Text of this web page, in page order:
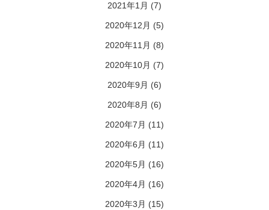
2021年1月 (7)
2020年12月 (5)
2020年11月 (8)
2020年10月 (7)
2020年9月 (6)
2020年8月 (6)
2020年7月 (11)
2020年6月 (11)
2020年5月 (16)
2020年4月 (16)
2020年3月 (15)